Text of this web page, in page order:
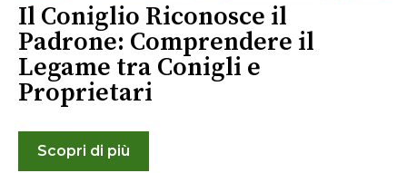
Il Coniglio Riconosce il
Padrone: Comprendere il
Legame tra Conigli e
Proprietari
Scopri di più